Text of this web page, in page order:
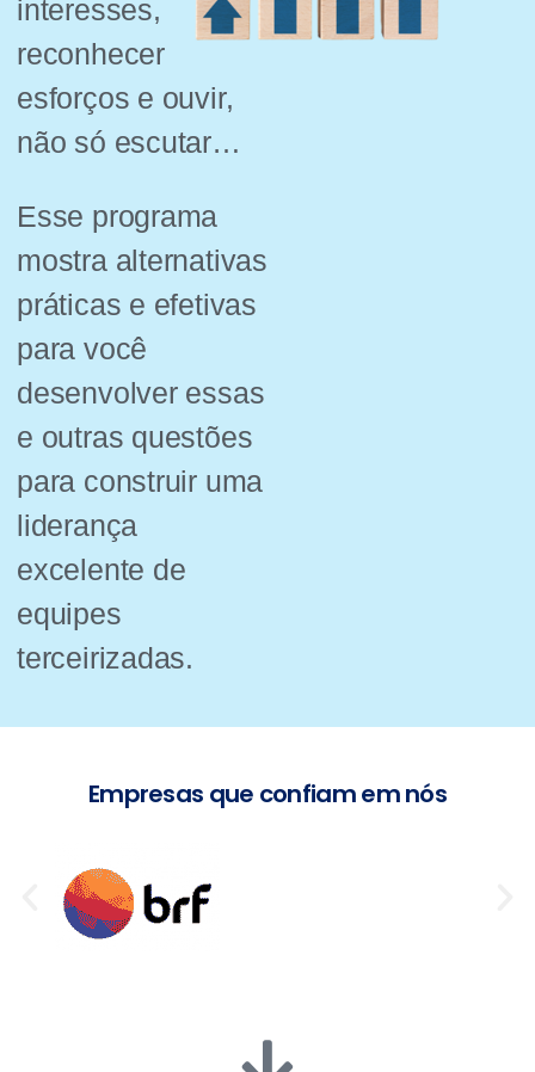
interesses,
reconhecer
esforços e ouvir,
não só escutar…
Esse programa
mostra alternativas
práticas e efetivas
para você
desenvolver essas
e outras questões
para construir uma
liderança
excelente de
equipes
terceirizadas.
Empresas que confiam em nós